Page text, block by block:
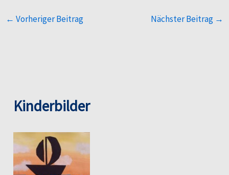
← Vorheriger Beitrag Nächster Beitrag →
Kinderbilder